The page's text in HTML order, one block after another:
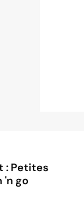
: Petites
'n go